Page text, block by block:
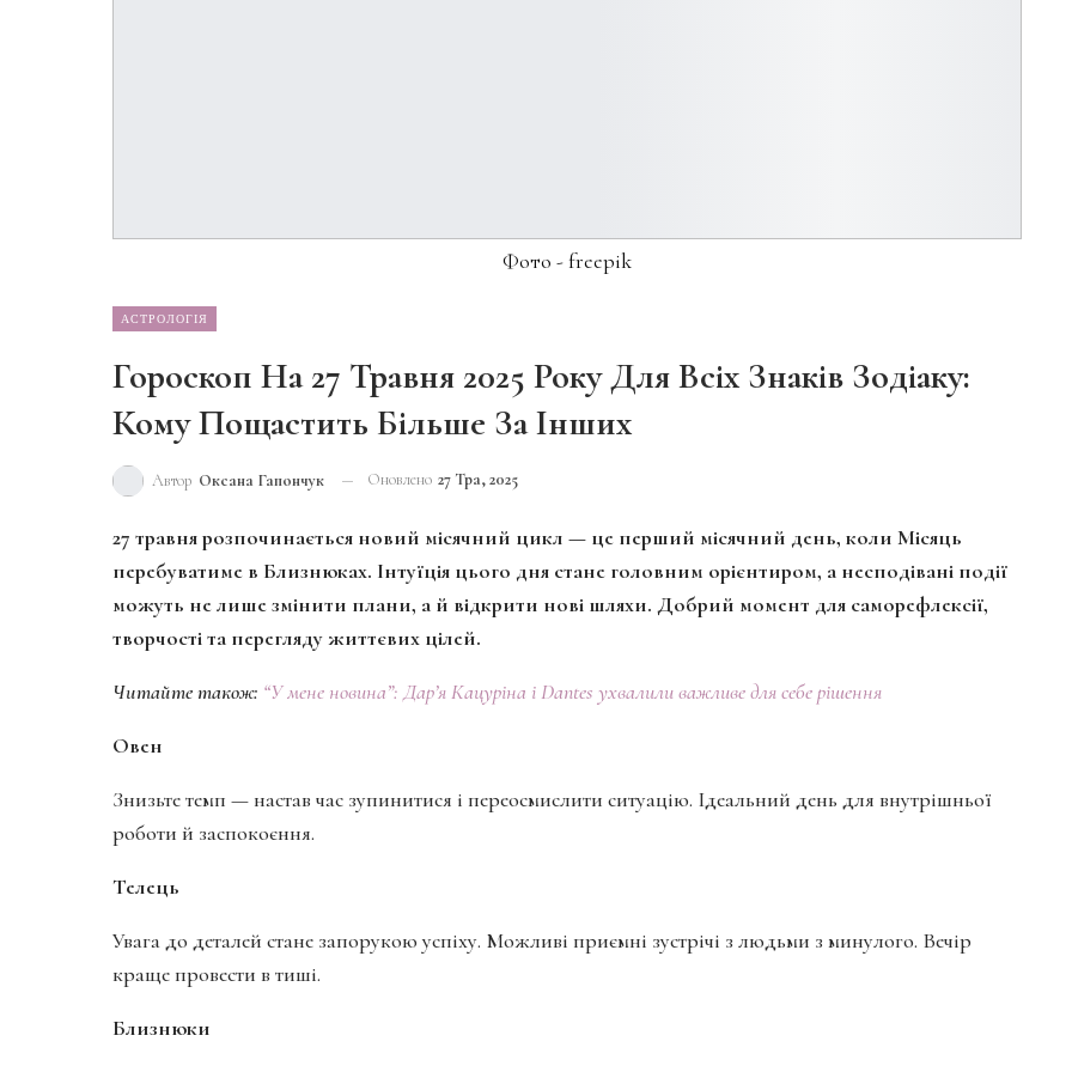
Фото - freepik
АСТРОЛОГІЯ
Гороскоп На 27 Травня 2025 Року Для Всіх Знаків Зодіаку:
Кому Пощастить Більше За Інших
Автор Оксана Гапончук Оновлено 27 Тра, 2025
27 травня розпочинається новий місячний цикл — це перший місячний день, коли Місяць
перебуватиме в Близнюках. Інтуїція цього дня стане головним орієнтиром, а несподівані події
можуть не лише змінити плани, а й відкрити нові шляхи. Добрий момент для саморефлексії,
творчості та перегляду життєвих цілей.
Читайте також: “У мене новина”: Дар’я Кацуріна і Dantes ухвалили важливе для себе рішення
Овен
Знизьте темп — настав час зупинитися і переосмислити ситуацію. Ідеальний день для внутрішньої
роботи й заспокоєння.
Телець
Увага до деталей стане запорукою успіху. Можливі приємні зустрічі з людьми з минулого. Вечір
краще провести в тиші.
Близнюки